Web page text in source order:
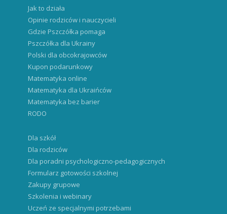
Jak to działa
Opinie rodziców i nauczycieli
Gdzie Pszczółka pomaga
Pszczółka dla Ukrainy
Polski dla obcokrajowców
Kupon podarunkowy
Matematyka online
Matematyka dla Ukraińców
Matematyka bez barier
RODO
Dla szkół
Dla rodziców
Dla poradni psychologiczno-pedagogicznych
Formularz gotowości szkolnej
Zakupy grupowe
Szkolenia i webinary
Uczeń ze specjalnymi potrzebami